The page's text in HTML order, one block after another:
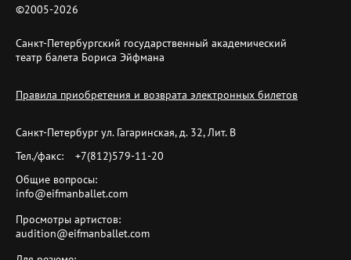
©2005-2026
Санкт-Петербургский государственный академический
театр балета Бориса Эйфмана
Правила приобретения и возврата электронных билетов
Санкт-Петербург ул. Гагаринская, д. 32, Лит. B
Тел./факс:
+7(812)579-11-20
Общие вопросы:
info@eifmanballet.com
Просмотры артистов:
audition@eifmanballet.com